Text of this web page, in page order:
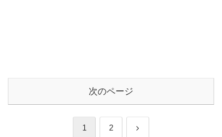
次のページ
1 2 次